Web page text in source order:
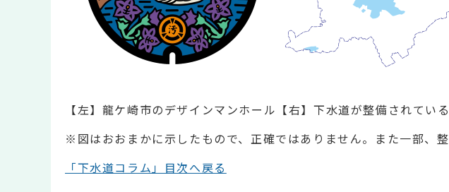
【左】龍ケ崎市のデザインマンホール【右】下水道が整備されてい
※図はおおまかに示したもので、正確ではありません。また一部、整
「下水道コラム」目次へ戻る